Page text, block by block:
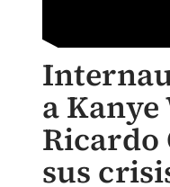
a Kanye
sus